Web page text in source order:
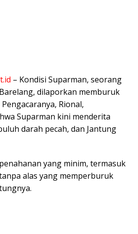
– Kondisi Suparman, seorang
dilaporkan memburuk
Rional,
Suparman kini menderita
darah pecah, dan Jantung
yang minim, termasuk
alas yang memperburuk